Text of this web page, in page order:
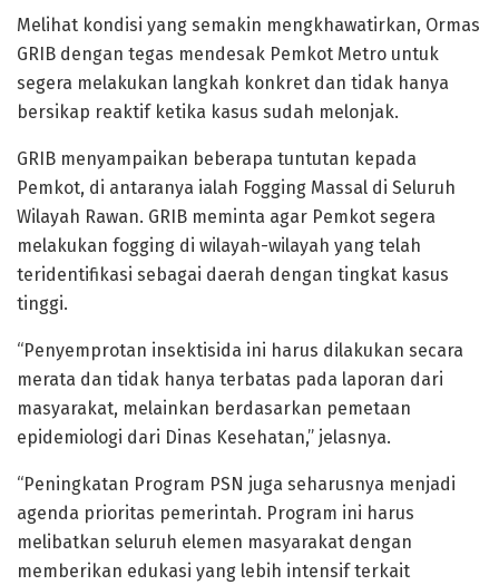
Melihat kondisi yang semakin mengkhawatirkan, Ormas
GRIB dengan tegas mendesak Pemkot Metro untuk
segera melakukan langkah konkret dan tidak hanya
bersikap reaktif ketika kasus sudah melonjak.
GRIB menyampaikan beberapa tuntutan kepada
Pemkot, di antaranya ialah Fogging Massal di Seluruh
Wilayah Rawan. GRIB meminta agar Pemkot segera
melakukan fogging di wilayah-wilayah yang telah
teridentifikasi sebagai daerah dengan tingkat kasus
tinggi.
“Penyemprotan insektisida ini harus dilakukan secara
merata dan tidak hanya terbatas pada laporan dari
masyarakat, melainkan berdasarkan pemetaan
epidemiologi dari Dinas Kesehatan,” jelasnya.
“Peningkatan Program PSN juga seharusnya menjadi
agenda prioritas pemerintah. Program ini harus
melibatkan seluruh elemen masyarakat dengan
memberikan edukasi yang lebih intensif terkait